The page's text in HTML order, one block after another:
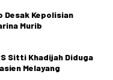
Desak Kepolisian
Murib
Sitti Khadijah Diduga
Melayang